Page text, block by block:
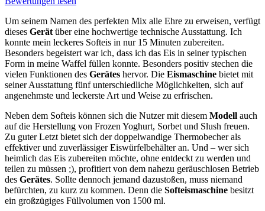
Um seinem Namen des perfekten Mix alle Ehre zu erweisen, verfügt
dieses Gerät über eine hochwertige technische Ausstattung. Ich
konnte mein leckeres Softeis in nur 15 Minuten zubereiten.
Besonders begeistert war ich, dass ich das Eis in seiner typischen
Form in meine Waffel füllen konnte. Besonders positiv stechen die
vielen Funktionen des Gerätes hervor. Die Eismaschine bietet mit
seiner Ausstattung fünf unterschiedliche Möglichkeiten, sich auf
angenehmste und leckerste Art und Weise zu erfrischen.
Neben dem Softeis können sich die Nutzer mit diesem Modell auch
auf die Herstellung von Frozen Yoghurt, Sorbet und Slush freuen.
Zu guter Letzt bietet sich der doppelwandige Thermobecher als
effektiver und zuverlässiger Eiswürfelbehälter an. Und – wer sich
heimlich das Eis zubereiten möchte, ohne entdeckt zu werden und
teilen zu müssen ;), profitiert von dem nahezu geräuschlosen Betrieb
des Gerätes. Sollte dennoch jemand dazustoßen, muss niemand
befürchten, zu kurz zu kommen. Denn die Softeismaschine besitzt
ein großzügiges Füllvolumen von 1500 ml.